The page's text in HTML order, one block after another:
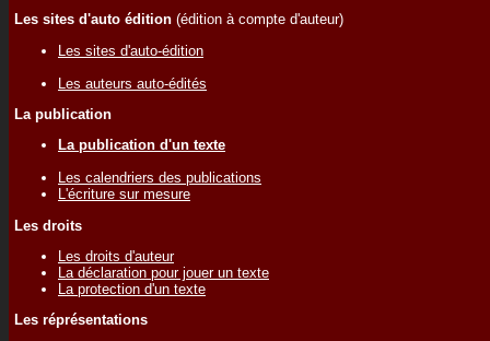
Les sites d'auto édition (édition à compte d'auteur)
Les sites d'auto-édition
Les auteurs auto-édités
La publication
La publication d'un texte
Les calendriers des publications
L'écriture sur mesure
Les droits
Les droits d'auteur
La déclaration pour jouer un texte
La protection d'un texte
Les réprésentations